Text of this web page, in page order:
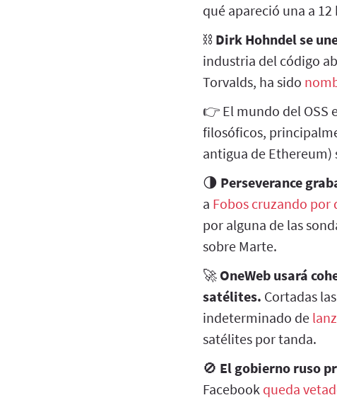
qué apareció una a
⛓️ Dirk Hohndel se
industria del código
Torvalds, ha sido
👉 El mundo del OSS
filosóficos,
antigua de
🌗 Perseverance
a Fobos cruzando por
por alguna de las
sobre Marte.
🚀 OneWeb usará
satélites. Cortadas
indeterminado de
satélites por tanda.
🚫 El gobierno ruso
Facebook queda